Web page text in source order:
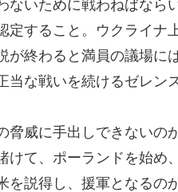
ないために戦わねばなら
定すること。ウクライナ
終わると満員の議場に
当な戦いを続けるゼレン
威に手出しできないのか
けて、ポーランドを始め
説得し、援軍となるのか